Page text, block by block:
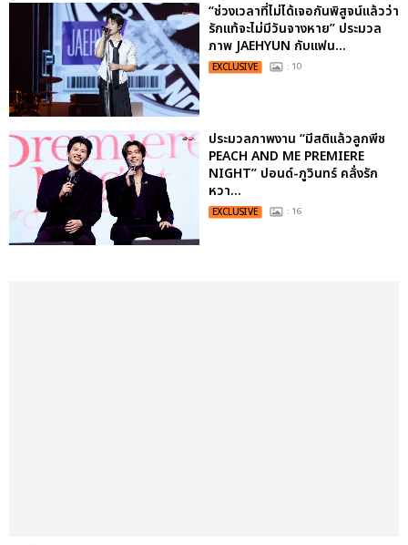
“ช่วงเวลาที่ไม่ได้เจอกันพิสูจน์แล้วว่า
รักแท้จะไม่มีวันจางหาย” ประมวล
ภาพ JAEHYUN กับแฟน...
EXCLUSIVE : 10
ประมวลภาพงาน “มีสติแล้วลูกพีช
PEACH AND ME PREMIERE
NIGHT” ปอนด์-ภูวินทร์ คลั่งรัก
หวา...
EXCLUSIVE : 16